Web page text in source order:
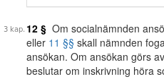
12 § Om socialnämnden
eller 11 §§ skall nämnden
ansökan. Om ansökan görs
beslutar om inskrivning höra